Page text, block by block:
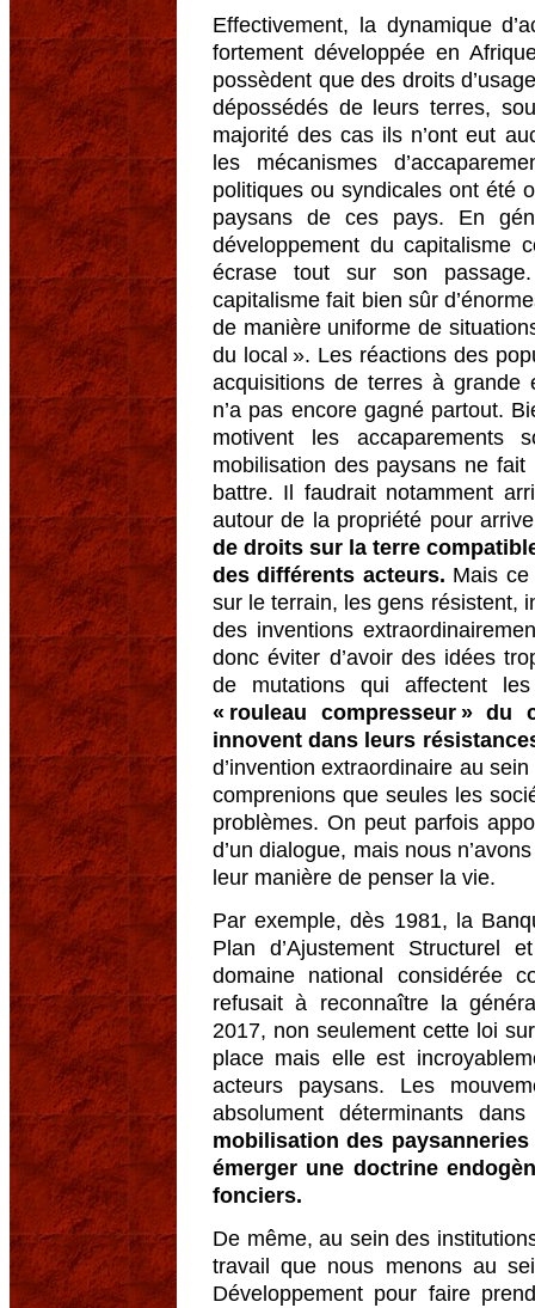
Effectivement, la dynamique
fortement développée en
possèdent que des droits
dépossédés de leurs terres,
majorité des cas ils n’ont eut
les mécanismes
politiques ou syndicales ont été
paysans de ces pays. En
développement du capitalisme
écrase tout sur son
capitalisme fait bien sûr
de manière uniforme de
du local ». Les réactions des
acquisitions de terres à grande
n’a pas encore gagné partout.
motivent les
mobilisation des paysans ne
battre. Il faudrait notamment
autour de la propriété pour
de droits sur la terre
des différents acteurs. Mais ce
sur le terrain, les gens résistent,
des inventions
donc éviter d’avoir des idées
de mutations qui affectent
« rouleau compresseur »
innovent dans leurs
d’invention extraordinaire au
comprenions que seules les
problèmes. On peut parfois
d’un dialogue, mais nous
leur manière de penser la vie.
Par exemple, dès 1981, la
Plan d’Ajustement Structurel
domaine national considérée
refusait à reconnaître la
2017, non seulement cette loi
place mais elle est
acteurs paysans. Les
absolument déterminants
mobilisation des
émerger une doctrine
fonciers.
De même, au sein des
travail que nous menons au
Développement pour faire